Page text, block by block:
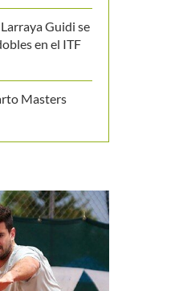
Guidi se
en el ITF
Masters